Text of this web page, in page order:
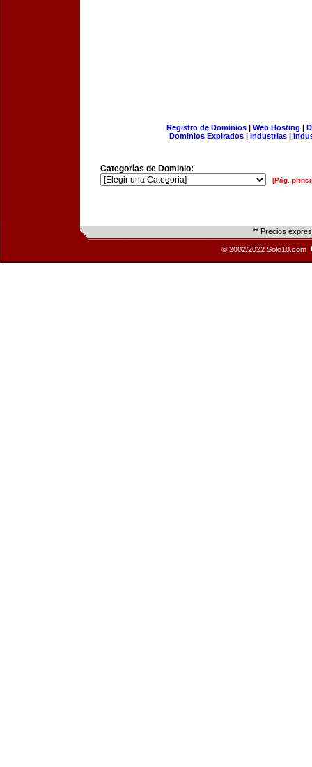
Registro de Dominios| Web Hosting |
Dominios Expirados | Industrias |
Categorías de Dominio:
[Pág.
** Precios
© 2002/2022 Solo10.com